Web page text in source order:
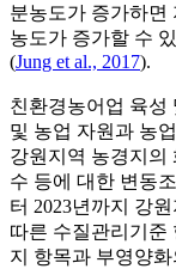
분농도가 증가하면
농도가 증가할 수
(Jung et al., 2017).
친환경농어업 육성
및 농업 자원과 농
강원지역 농경지의
수 등에 대한 변동
터 2023년까지 강
따른 수질관리기준
지 항목과 부영양화